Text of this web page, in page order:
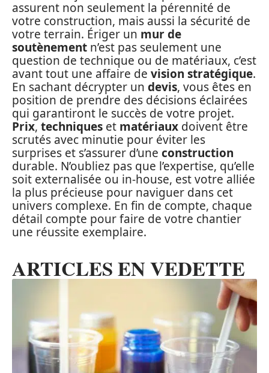
assurent non seulement la pérennité de
votre construction, mais aussi la sécurité de
votre terrain. Ériger un mur de
soutènement n’est pas seulement une
question de technique ou de matériaux, c’est
avant tout une affaire de vision stratégique.
En sachant décrypter un devis, vous êtes en
position de prendre des décisions éclairées
qui garantiront le succès de votre projet.
Prix, techniques et matériaux doivent être
scrutés avec minutie pour éviter les
surprises et s’assurer d’une construction
durable. N’oubliez pas que l’expertise, qu’elle
soit externalisée ou in-house, est votre alliée
la plus précieuse pour naviguer dans cet
univers complexe. En fin de compte, chaque
détail compte pour faire de votre chantier
une réussite exemplaire.
ARTICLES EN VEDETTE